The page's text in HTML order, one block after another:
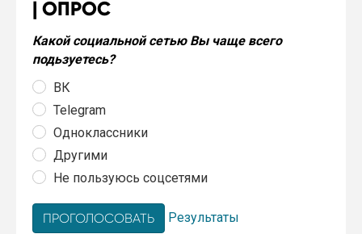
ОПРОС
Какой социальной сетью Вы чаще всего
подьзуетесь?
ВК
Telegram
Одноклассники
Другими
Не пользуюсь соцсетями
Результаты